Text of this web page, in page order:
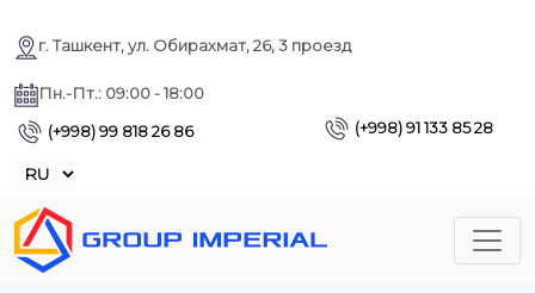
г. Ташкент, ул. Обирахмат, 26, 3 проезд
Пн.-Пт.: 09:00 - 18:00
(+998) 99 818 26 86
(+998) 91 133 85 28